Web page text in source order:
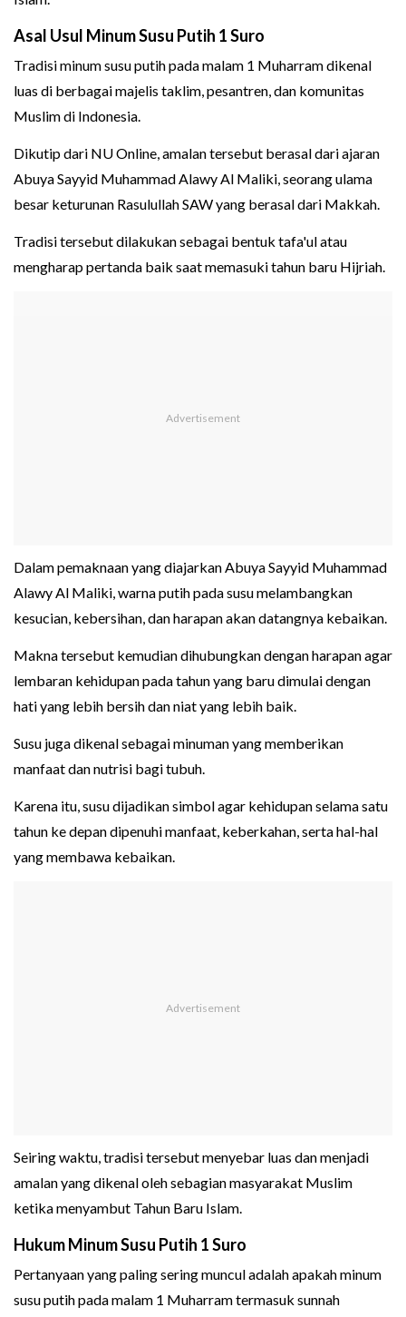
Asal Usul Minum Susu Putih 1 Suro
Tradisi minum susu putih pada malam 1 Muharram dikenal
luas di berbagai majelis taklim, pesantren, dan komunitas
Muslim di Indonesia.
Dikutip dari NU Online, amalan tersebut berasal dari ajaran
Abuya Sayyid Muhammad Alawy Al Maliki, seorang ulama
besar keturunan Rasulullah SAW yang berasal dari Makkah.
Tradisi tersebut dilakukan sebagai bentuk tafa'ul atau
mengharap pertanda baik saat memasuki tahun baru Hijriah.
Dalam pemaknaan yang diajarkan Abuya Sayyid Muhammad
Alawy Al Maliki, warna putih pada susu melambangkan
kesucian, kebersihan, dan harapan akan datangnya kebaikan.
Makna tersebut kemudian dihubungkan dengan harapan agar
lembaran kehidupan pada tahun yang baru dimulai dengan
hati yang lebih bersih dan niat yang lebih baik.
Susu juga dikenal sebagai minuman yang memberikan
manfaat dan nutrisi bagi tubuh.
Karena itu, susu dijadikan simbol agar kehidupan selama satu
tahun ke depan dipenuhi manfaat, keberkahan, serta hal-hal
yang membawa kebaikan.
Seiring waktu, tradisi tersebut menyebar luas dan menjadi
amalan yang dikenal oleh sebagian masyarakat Muslim
ketika menyambut Tahun Baru Islam.
Hukum Minum Susu Putih 1 Suro
Pertanyaan yang paling sering muncul adalah apakah minum
susu putih pada malam 1 Muharram termasuk sunnah